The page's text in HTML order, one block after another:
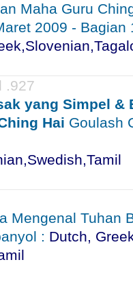
Maha Guru
2009 - Bagian
.927
yang Simpel &
Hai Goulash
Mengenal Tuhan
: Dutch,